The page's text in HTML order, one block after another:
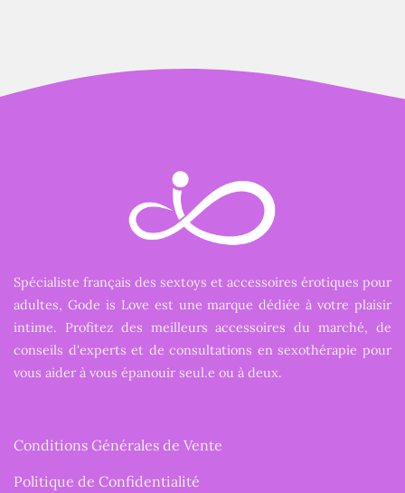
Spécialiste français des sextoys et accessoires érotiques pour
adultes, Gode is Love est une marque dédiée à votre plaisir
intime. Profitez des meilleurs accessoires du marché, de
conseils d'experts et de consultations en sexothérapie pour
vous aider à vous épanouir seul.e ou à deux.
Conditions Générales de Vente
Politique de Confidentialité